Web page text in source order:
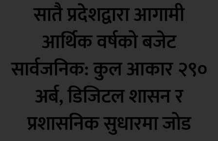
सातै प्रदेशद्वारा आगामी
आर्थिक वर्षको बजेट
सार्वजनिक: कुल आकार २९०
अर्ब, डिजिटल शासन र
प्रशासनिक सुधारमा जोड